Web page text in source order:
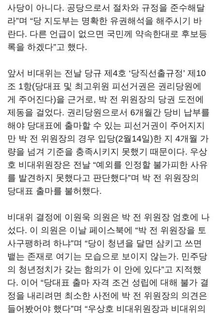
사당이 아니다. 공당으로서 절차와 규정을 준수해달
라”며 “당 지도부는 명확한 유권해석을 해주시기 바
란다. 다른 언급이 없으면 국민께 약속한대로 후보등
록을 하겠다”고 했다.
앞서 비대위는 전날 당규 제4호 ‘당직선출규정’ 제10
조 1항(당대표 및 최고위원 피선거권은 권리당원에
게 주어진다)을 근거로, 박 전 위원장의 당권 도전에
제동을 걸었다. 권리당원으로서 6개월간 당비 납부를
해야 당대표에 출마할 수 있는 피선거권이 주어지지
만 박 전 위원장의 경우 입당(2월14일)한 지 4개월 가
량을 넘겨 기준을 충족시키지 못했기 때문이다. 우상
호 비대위원장은 전날 “예외를 인정할 불가피한 사유
를 발견하지 못했다고 판단했다”며 박 전 위원장의
당대표 출마를 불허했다.
비대위 결정에 이원욱 의원은 박 전 위원장 엄호에 나
섰다. 이 의원은 이날 페이스북에 “박 전 위원장을 토
사구팽하려 하냐”며 “당이 청년을 달면 삼키고 쓰면
뱉는 존재로 여기는 모습으로 보이지 않는가. 민주당
의 청년정치가 갖는 함의가 이 안에 있다”고 지적했
다. 이어 “당대표 출마 자격 조건 성립에 대해 불가 결
정을 내리려면 최소한 사전에 박 전 위원장의 의견은
들어봤어야 했다”며 “우상호 비대위원장과 비대위의